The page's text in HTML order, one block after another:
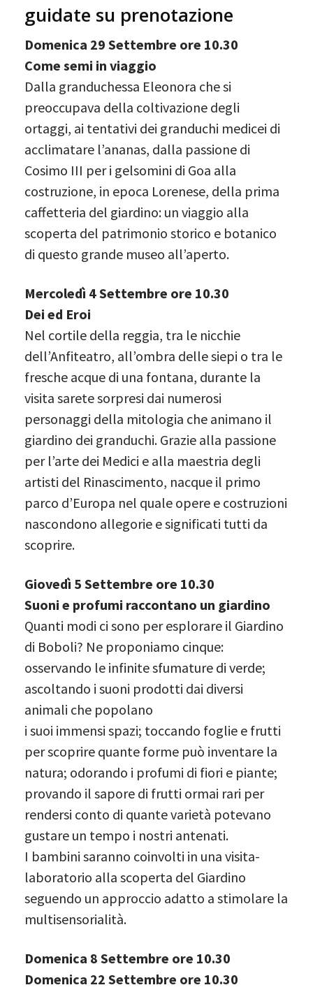
guidate su prenotazione
Domenica 29 Settembre ore 10.30
Come semi in viaggio
Dalla granduchessa Eleonora che si
preoccupava della coltivazione degli
ortaggi, ai tentativi dei granduchi medicei di
acclimatare l’ananas, dalla passione di
Cosimo III per i gelsomini di Goa alla
costruzione, in epoca Lorenese, della prima
caffetteria del giardino: un viaggio alla
scoperta del patrimonio storico e botanico
di questo grande museo all’aperto.
Mercoledì 4 Settembre ore 10.30
Dei ed Eroi
Nel cortile della reggia, tra le nicchie
dell’Anfiteatro, all’ombra delle siepi o tra le
fresche acque di una fontana, durante la
visita sarete sorpresi dai numerosi
personaggi della mitologia che animano il
giardino dei granduchi. Grazie alla passione
per l’arte dei Medici e alla maestria degli
artisti del Rinascimento, nacque il primo
parco d’Europa nel quale opere e costruzioni
nascondono allegorie e significati tutti da
scoprire.
Giovedì 5 Settembre ore 10.30
Suoni e profumi raccontano un giardino
Quanti modi ci sono per esplorare il Giardino
di Boboli? Ne proponiamo cinque:
osservando le infinite sfumature di verde;
ascoltando i suoni prodotti dai diversi
animali che popolano
i suoi immensi spazi; toccando foglie e frutti
per scoprire quante forme può inventare la
natura; odorando i profumi di fiori e piante;
provando il sapore di frutti ormai rari per
rendersi conto di quante varietà potevano
gustare un tempo i nostri antenati.
I bambini saranno coinvolti in una visita-
laboratorio alla scoperta del Giardino
seguendo un approccio adatto a stimolare la
multisensorialità.
Domenica 8 Settembre ore 10.30
Domenica 22 Settembre ore 10.30